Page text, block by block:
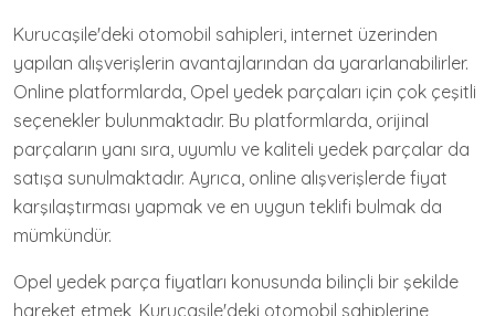
Kurucaşile'deki otomobil sahipleri, internet üzerinden
yapılan alışverişlerin avantajlarından da yararlanabilirler.
Online platformlarda, Opel yedek parçaları için çok çeşitli
seçenekler bulunmaktadır. Bu platformlarda, orijinal
parçaların yanı sıra, uyumlu ve kaliteli yedek parçalar da
satışa sunulmaktadır. Ayrıca, online alışverişlerde fiyat
karşılaştırması yapmak ve en uygun teklifi bulmak da
mümkündür.
Opel yedek parça fiyatları konusunda bilinçli bir şekilde
hareket etmek, Kurucaşile'deki otomobil sahiplerine